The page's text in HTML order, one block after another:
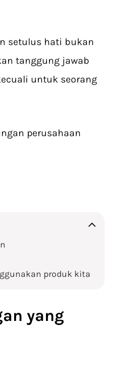
setulus hati bukan
tanggung jawab
untuk seorang
perusahaan
produk kita
yang